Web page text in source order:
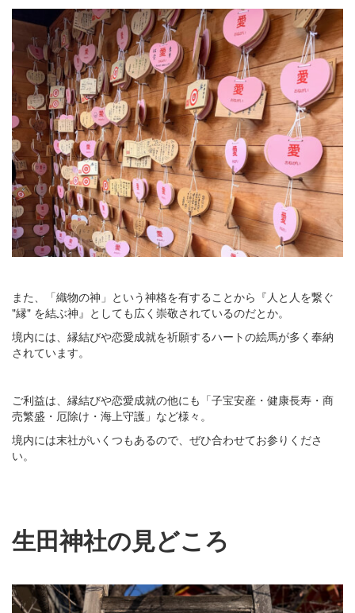
また、「織物の神」という神格を有することから『人と人を繋ぐ
"縁" を結ぶ神』としても広く崇敬されているのだとか。
境内には、縁結びや恋愛成就を祈願するハートの絵馬が多く奉納
されています。
ご利益は、縁結びや恋愛成就の他にも「子宝安産・健康長寿・商
売繁盛・厄除け・海上守護」など様々。
境内には末社がいくつもあるので、ぜひ合わせてお参りくださ
い。
生田神社の見どころ